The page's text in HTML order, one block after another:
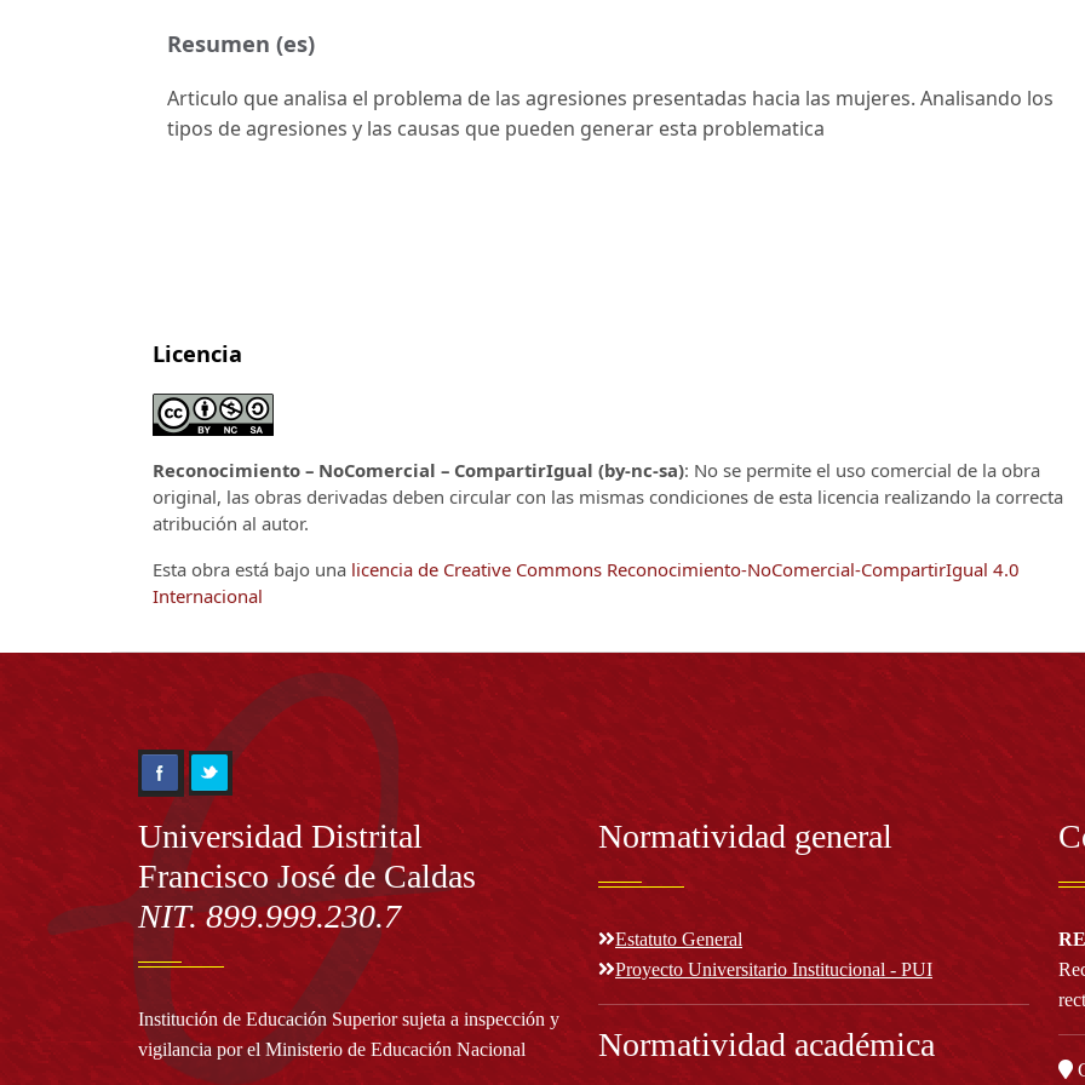
Resumen (es)
Articulo que analisa el problema de las agresiones presentadas hacia las mujeres. Analisando los
tipos de agresiones y las causas que pueden generar esta problematica
Licencia
Reconocimiento – NoComercial – CompartirIgual (by-nc-sa): No se permite el uso comercial de la obra
original, las obras derivadas deben circular con las mismas condiciones de esta licencia realizando la correcta
atribución al autor.
Esta obra está bajo una licencia de Creative Commons Reconocimiento-NoComercial-CompartirIgual 4.0
Internacional
Información
Universidad Distrital
Francisco José de Caldas
NIT. 899.999.230.7
Institución de Educación Superior sujeta a inspección y
vigilancia por el Ministerio de Educación Nacional
Normatividad general
Estatuto General
Proyecto Universitario Institucional - PUI
Normatividad académica